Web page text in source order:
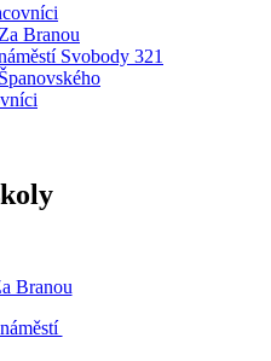
Branou
Svobody 321
Branou